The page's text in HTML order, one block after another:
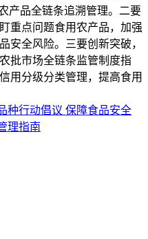
产品全链条追溯管理。二要
重点问题食用农产品，加强
安全风险。三要创新突破，
批市场全链条监管制度指
用分级分类管理，提高食用
种行动倡议 保障食品安全
理指南